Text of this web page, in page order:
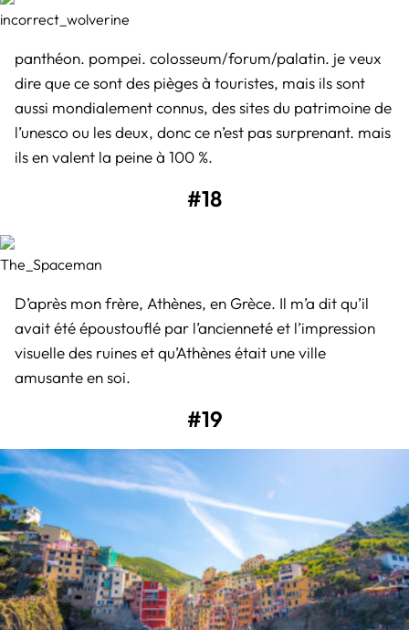
incorrect_wolverine
panthéon. pompei. colosseum/forum/palatin. je veux
dire que ce sont des pièges à touristes, mais ils sont
aussi mondialement connus, des sites du patrimoine de
l’unesco ou les deux, donc ce n’est pas surprenant. mais
ils en valent la peine à 100 %.
#18
The_Spaceman
D’après mon frère, Athènes, en Grèce. Il m’a dit qu’il
avait été époustouflé par l’ancienneté et l’impression
visuelle des ruines et qu’Athènes était une ville
amusante en soi.
#19